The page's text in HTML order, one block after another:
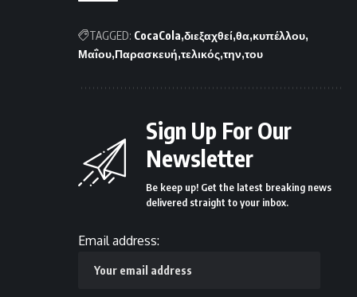
TAGGED: CocaCola διεξαχθεί θα κυπέλλου
Μαΐου Παρασκευή τελικός την του
Sign Up For Our
Newsletter
Be keep up! Get the latest breaking news
delivered straight to your inbox.
Email address: